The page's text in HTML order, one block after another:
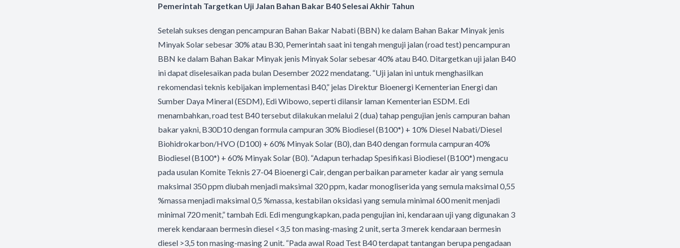
Pemerintah Targetkan Uji Jalan Bahan Bakar B40 Selesai Akhir Tahun
Setelah sukses dengan pencampuran Bahan Bakar Nabati (BBN) ke dalam Bahan Bakar Minyak jenis
Minyak Solar sebesar 30% atau B30, Pemerintah saat ini tengah menguji jalan (road test) pencampuran
BBN ke dalam Bahan Bakar Minyak jenis Minyak Solar sebesar 40% atau B40. Ditargetkan uji jalan B40
ini dapat diselesaikan pada bulan Desember 2022 mendatang. “Uji jalan ini untuk menghasilkan
rekomendasi teknis kebijakan implementasi B40,” jelas Direktur Bioenergi Kementerian Energi dan
Sumber Daya Mineral (ESDM), Edi Wibowo, seperti dilansir laman Kementerian ESDM. Edi
menambahkan, road test B40 tersebut dilakukan melalui 2 (dua) tahap pengujian jenis campuran bahan
bakar yakni, B30D10 dengan formula campuran 30% Biodiesel (B100*) + 10% Diesel Nabati/Diesel
Biohidrokarbon/HVO (D100) + 60% Minyak Solar (B0), dan B40 dengan formula campuran 40%
Biodiesel (B100*) + 60% Minyak Solar (B0). “Adapun terhadap Spesifikasi Biodiesel (B100*) mengacu
pada usulan Komite Teknis 27-04 Bioenergi Cair, dengan perbaikan parameter kadar air yang semula
maksimal 350 ppm diubah menjadi maksimal 320 ppm, kadar monogliserida yang semula maksimal 0,55
%massa menjadi maksimal 0,5 %massa, kestabilan oksidasi yang semula minimal 600 menit menjadi
minimal 720 menit,” tambah Edi. Edi mengungkapkan, pada pengujian ini, kendaraan uji yang digunakan 3
merek kendaraan bermesin diesel <3,5 ton masing-masing 2 unit, serta 3 merek kendaraan bermesin
diesel >3,5 ton masing-masing 2 unit. “Pada awal Road Test B40 terdapat tantangan berupa pengadaan